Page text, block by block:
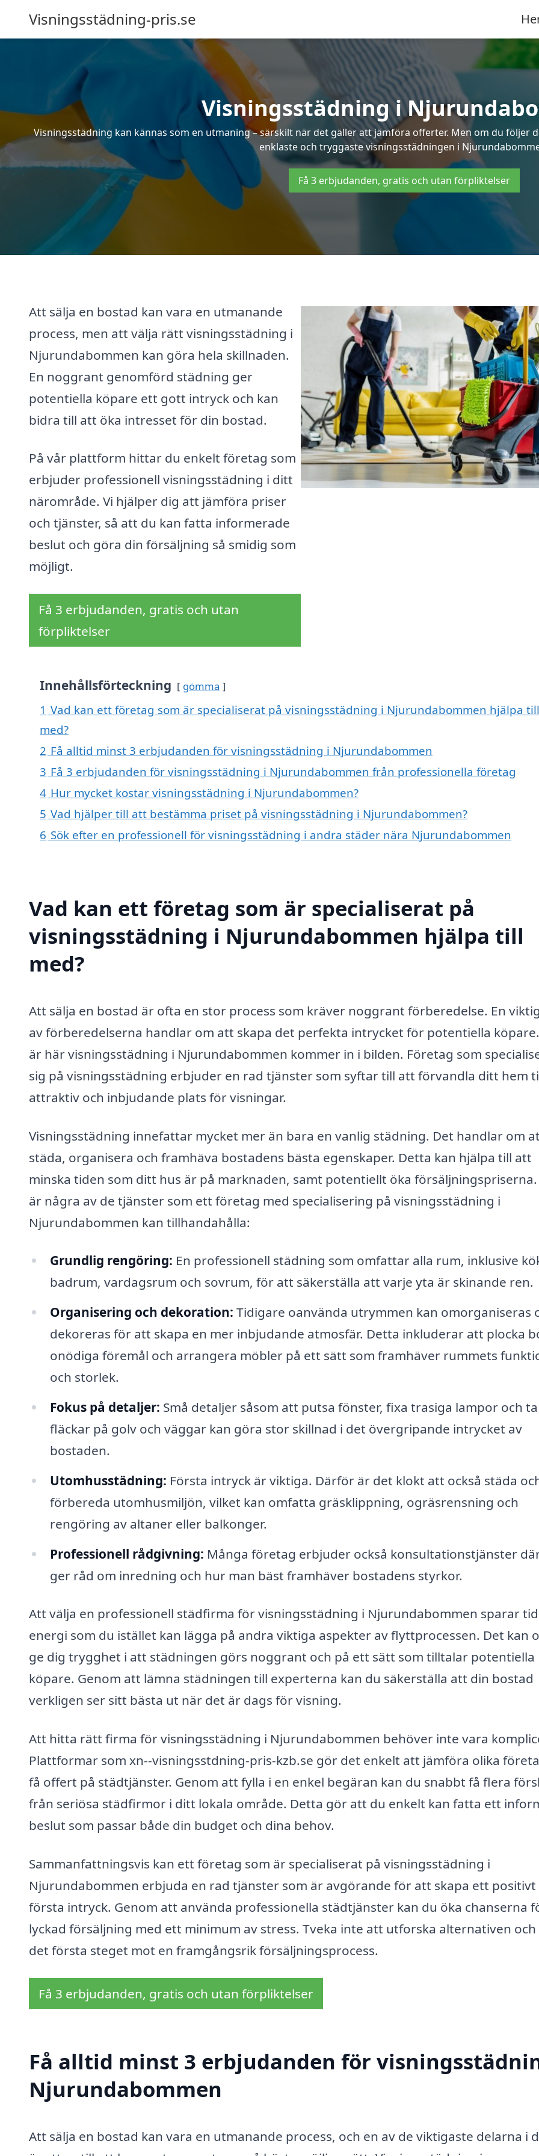
Visningsstädning-pris.se
Visningsstädning i
Visningsstädning kan kännas som en utmaning – särskilt när det gäller att jämföra offerter. Men om du följer
enklaste och tryggaste visningsstädningen i
Få 3 erbjudanden, gratis och utan förpliktelser
Att sälja en bostad kan vara en utmanande
process, men att välja rätt visningsstädning i
Njurundabommen kan göra hela skillnaden.
En noggrant genomförd städning ger
potentiella köpare ett gott intryck och kan
bidra till att öka intresset för din bostad.
På vår plattform hittar du enkelt företag som
erbjuder professionell visningsstädning i ditt
närområde. Vi hjälper dig att jämföra priser
och tjänster, så att du kan fatta informerade
beslut och göra din försäljning så smidig som
möjligt.
Få 3 erbjudanden, gratis och utan
förpliktelser
Innehållsförteckning gömma
1 Vad kan ett företag som är specialiserat på visningsstädning i Njurundabommen hjälpa till
med?
2 Få alltid minst 3 erbjudanden för visningsstädning i Njurundabommen
3 Få 3 erbjudanden för visningsstädning i Njurundabommen från professionella företag
4 Hur mycket kostar visningsstädning i Njurundabommen?
5 Vad hjälper till att bestämma priset på visningsstädning i Njurundabommen?
6 Sök efter en professionell för visningsstädning i andra städer nära Njurundabommen
Vad kan ett företag som är specialiserat på
visningsstädning i Njurundabommen hjälpa till
med?
Att sälja en bostad är ofta en stor process som kräver noggrant förberedelse. En
av förberedelserna handlar om att skapa det perfekta intrycket för potentiella
är här visningsstädning i Njurundabommen kommer in i bilden. Företag som
sig på visningsstädning erbjuder en rad tjänster som syftar till att förvandla ditt hem
attraktiv och inbjudande plats för visningar.
Visningsstädning innefattar mycket mer än bara en vanlig städning. Det handlar om
städa, organisera och framhäva bostadens bästa egenskaper. Detta kan hjälpa till att
minska tiden som ditt hus är på marknaden, samt potentiellt öka
är några av de tjänster som ett företag med specialisering på visningsstädning i
Njurundabommen kan tillhandahålla:
Grundlig rengöring: En professionell städning som omfattar alla rum, inklusive
badrum, vardagsrum och sovrum, för att säkerställa att varje yta är skinande ren.
Organisering och dekoration: Tidigare oanvända utrymmen kan omorganiseras
dekoreras för att skapa en mer inbjudande atmosfär. Detta inkluderar att plocka
onödiga föremål och arrangera möbler på ett sätt som framhäver rummets
och storlek.
Fokus på detaljer: Små detaljer såsom att putsa fönster, fixa trasiga lampor och
fläckar på golv och väggar kan göra stor skillnad i det övergripande intrycket av
bostaden.
Utomhusstädning: Första intryck är viktiga. Därför är det klokt att också städa
förbereda utomhusmiljön, vilket kan omfatta gräsklippning, ogräsrensning och
rengöring av altaner eller balkonger.
Professionell rådgivning: Många företag erbjuder också konsultationstjänster
ger råd om inredning och hur man bäst framhäver bostadens styrkor.
Att välja en professionell städfirma för visningsstädning i Njurundabommen sparar
energi som du istället kan lägga på andra viktiga aspekter av flyttprocessen. Det kan
ge dig trygghet i att städningen görs noggrant och på ett sätt som tilltalar potentiella
köpare. Genom att lämna städningen till experterna kan du säkerställa att din bostad
verkligen ser sitt bästa ut när det är dags för visning.
Att hitta rätt firma för visningsstädning i Njurundabommen behöver inte vara
Plattformar som xn--visningsstdning-pris-kzb.se gör det enkelt att jämföra olika
få offert på städtjänster. Genom att fylla i en enkel begäran kan du snabbt få flera
från seriösa städfirmor i ditt lokala område. Detta gör att du enkelt kan fatta ett
beslut som passar både din budget och dina behov.
Sammanfattningsvis kan ett företag som är specialiserat på visningsstädning i
Njurundabommen erbjuda en rad tjänster som är avgörande för att skapa ett positivt
första intryck. Genom att använda professionella städtjänster kan du öka chanserna
lyckad försäljning med ett minimum av stress. Tveka inte att utforska alternativen
det första steget mot en framgångsrik försäljningsprocess.
Få 3 erbjudanden, gratis och utan förpliktelser
Få alltid minst 3 erbjudanden för
Njurundabommen
Att sälja en bostad kan vara en utmanande process, och en av de viktigaste delarna i